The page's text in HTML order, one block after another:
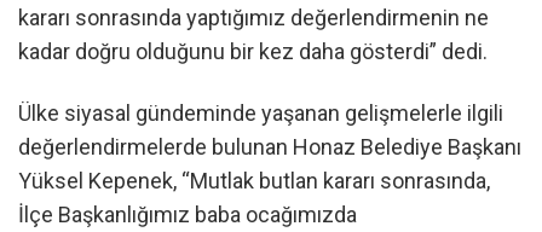
kararı sonrasında yaptığımız değerlendirmenin ne
kadar doğru olduğunu bir kez daha gösterdi” dedi.
Ülke siyasal gündeminde yaşanan gelişmelerle ilgili
değerlendirmelerde bulunan Honaz Belediye Başkanı
Yüksel Kepenek, “Mutlak butlan kararı sonrasında,
İlçe Başkanlığımız baba ocağımızda